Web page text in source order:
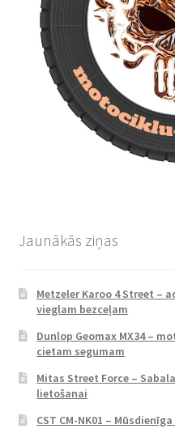
Jaunākās ziņas
Metzeler Karoo 4 Street –
vieglam bezceļam
Dunlop Geomax MX34 –
cietam segumam
Mitas Street Force –
lietošanai
CST CM-NK01 –